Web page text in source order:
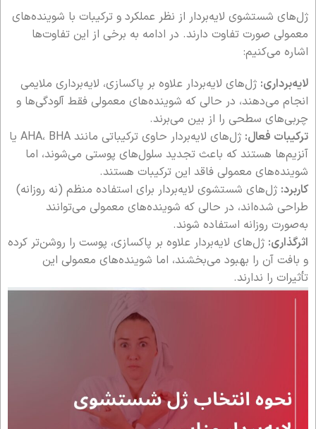
ژل‌های شستشوی لایه‌بردار از نظر عملکرد و ترکیبات با شوینده‌های
معمولی صورت تفاوت دارند. در ادامه به برخی از این تفاوت‌ها
اشاره می‌کنیم:
لایه‌برداری: ژل‌های لایه‌بردار علاوه بر پاکسازی، لایه‌برداری ملایمی
انجام می‌دهند، در حالی که شوینده‌های معمولی فقط آلودگی‌ها و
چربی‌های سطحی را از بین می‌برند.
ترکیبات فعال:
ژل‌های لایه‌بردار حاوی ترکیباتی مانند AHA، BHA یا
آنزیم‌ها هستند که باعث تجدید سلول‌های پوستی می‌شوند، اما
شوینده‌های معمولی فاقد این ترکیبات هستند.
کاربرد: ژل‌های شستشوی لایه‌بردار برای استفاده منظم (نه روزانه)
طراحی شده‌اند، در حالی که شوینده‌های معمولی می‌توانند
به‌صورت روزانه استفاده شوند.
اثرگذاری: ژل‌های لایه‌بردار علاوه بر پاکسازی، پوست را روشن‌تر کرده
و بافت آن را بهبود می‌بخشند، اما شوینده‌های معمولی این
تأثیرات را ندارند.